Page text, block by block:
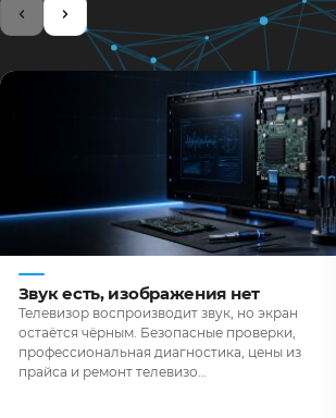
Звук есть, изображения нет
Телевизор воспроизводит звук, но экран
остаётся чёрным. Безопасные проверки,
профессиональная диагностика, цены из
прайса и ремонт телевизо…